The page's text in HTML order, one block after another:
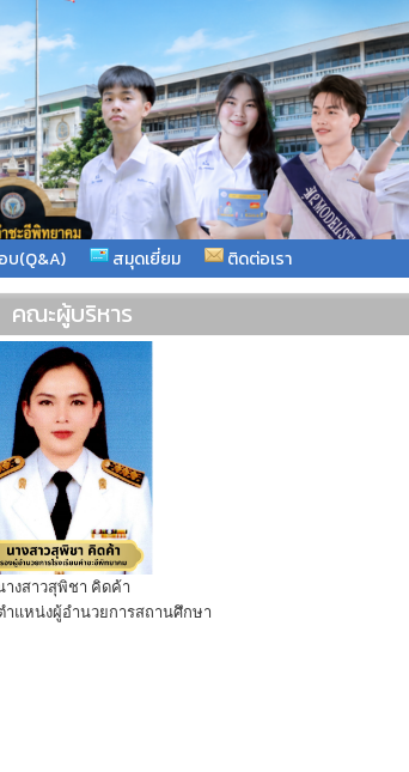
บ(Q&A) สมุดเยี่ยม ติดต่อเรา
คณะผู้บริหาร
างสาวสุพิชา คิดค้า
ำแหน่งผู้อำนวยการสถานศึกษา